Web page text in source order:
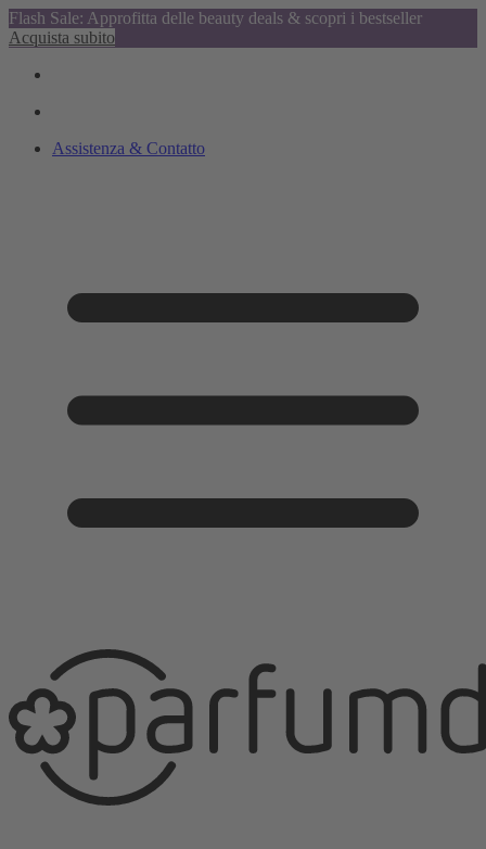
Flash Sale: Approfitta delle beauty deals & scopri i bestseller
Acquista subito
Assistenza & Contatto